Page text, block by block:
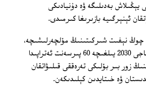
يېڭىلاش بەدىلىگە ۋە دۇنيادىكى
ئېنېرگىيە بازىرىغا كىرمىدى.
نېفىت شىركىتىنىڭ مۆلچەرلىشىچە،
دۇنيانىڭ ئېنېرگىيە ئېھتىياجى 2030 يىلغىچە 60 پىرسەنت ئەتراپىدا
زور بىر بۆلىكى تەرەققى قىلىۋاتقان
ۋە خىتايدىن كېلىدىكەن.